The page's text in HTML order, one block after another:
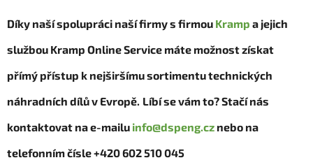
Díky naší spolupráci naší firmy s firmou Kramp a jejich
službou Kramp Online Service máte možnost získat
přímý přístup k nejširšímu sortimentu technických
náhradních dílů v Evropě. Líbí se vám to? Stačí nás
kontaktovat na e-mailu info@dspeng.cz nebo na
telefonním čísle +420 602 510 045